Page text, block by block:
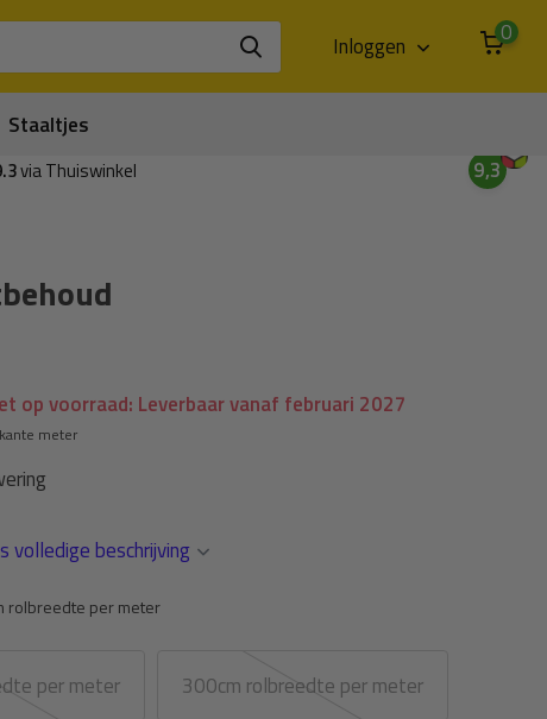
Inloggen 0
Staaltjes
via Thuiswinkel 9,3
op voorraad: Leverbaar vanaf februari 2027
meter
volledige beschrijving
rolbreedte per meter
per meter 300cm rolbreedte per meter